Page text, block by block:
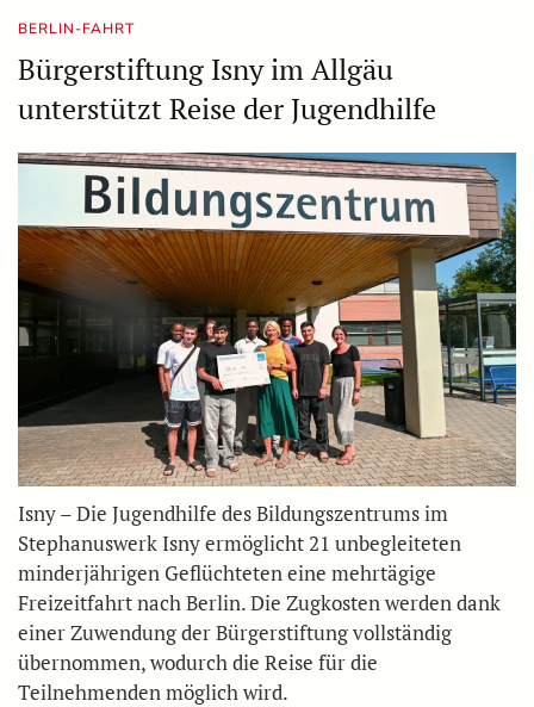
BERLIN-FAHRT
Bürgerstiftung Isny im Allgäu
unterstützt Reise der Jugendhilfe
Isny – Die Jugendhilfe des Bildungszentrums im
Stephanuswerk Isny ermöglicht 21 unbegleiteten
minderjährigen Geflüchteten eine mehrtägige
Freizeitfahrt nach Berlin. Die Zugkosten werden dank
einer Zuwendung der Bürgerstiftung vollständig
übernommen, wodurch die Reise für die
Teilnehmenden möglich wird.